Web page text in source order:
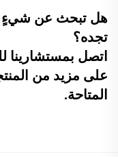
هل تبحث عن شيءٍ
تجده؟
اتصل بمستشارينا
على مزيد من
المتاحة.